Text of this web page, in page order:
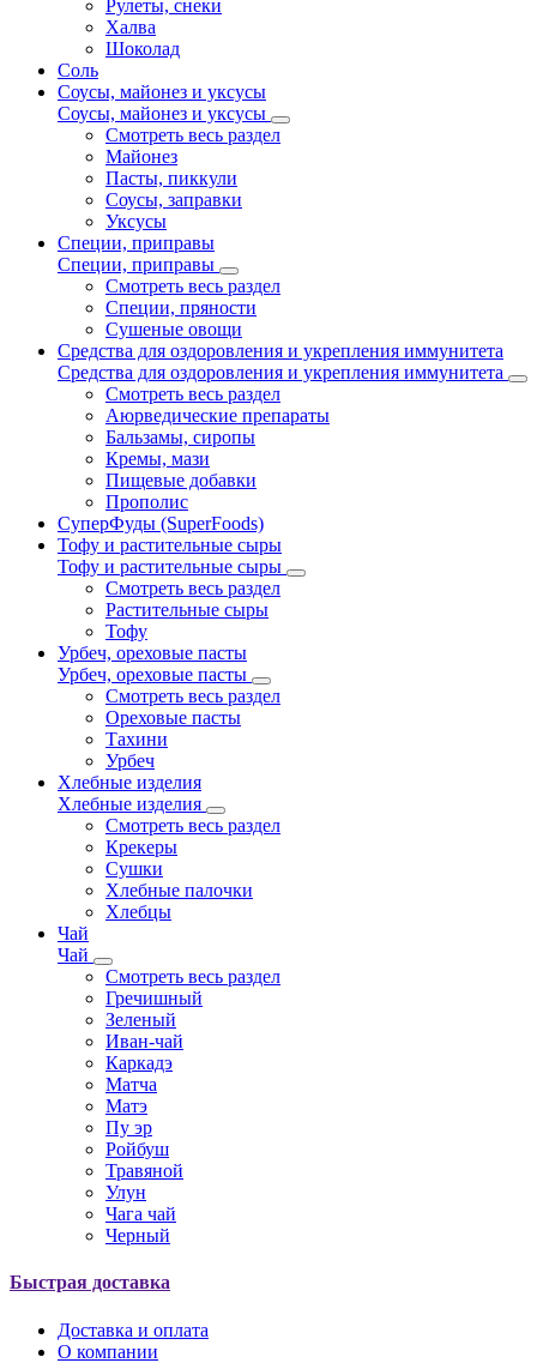
Рулеты, снеки
Халва
Шоколад
Соль
Соусы, майонез и уксусы
Соусы, майонез и уксусы
Смотреть весь раздел
Майонез
Пасты, пиккули
Соусы, заправки
Уксусы
Специи, приправы
Специи, приправы
Смотреть весь раздел
Специи, пряности
Сушеные овощи
Средства для оздоровления и укрепления иммунитета
Средства для оздоровления и укрепления иммунитета
Смотреть весь раздел
Аюрведические препараты
Бальзамы, сиропы
Кремы, мази
Пищевые добавки
Прополис
СуперФуды (SuperFoods)
Тофу и растительные сыры
Тофу и растительные сыры
Смотреть весь раздел
Растительные сыры
Тофу
Урбеч, ореховые пасты
Урбеч, ореховые пасты
Смотреть весь раздел
Ореховые пасты
Тахини
Урбеч
Хлебные изделия
Хлебные изделия
Смотреть весь раздел
Крекеры
Сушки
Хлебные палочки
Хлебцы
Чай
Чай
Смотреть весь раздел
Гречишный
Зеленый
Иван-чай
Каркадэ
Матча
Матэ
Пу эр
Ройбуш
Травяной
Улун
Чага чай
Черный
Быстрая доставка
Доставка и оплата
О компании